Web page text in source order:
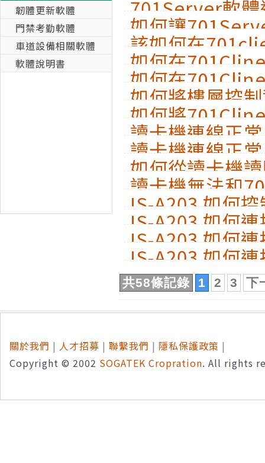
韌體更新軟體
門禁考勤軟體
車道設備相關軟體
軟體說明書
號?
701Server軟
機連線?
如何讓
該如何在
定管理員其登入
如何在
出記錄?
如何在
卡號?
如何將樓層控
至讀卡機?
如何將
讀卡機連線正
下載失敗的狀況
讀卡機連線正
如何從讀卡機
讀卡機無法和
IS-A203 如何
IS-A203 如何
IS-A203 如何
IS-A203 如何
共58條記錄 1 2 3 下
關於我們 | 人才招募 | 聯繫我們 | 隱私保護政策 |
Copyright © 2002 SOGATEK Cropration. All rights